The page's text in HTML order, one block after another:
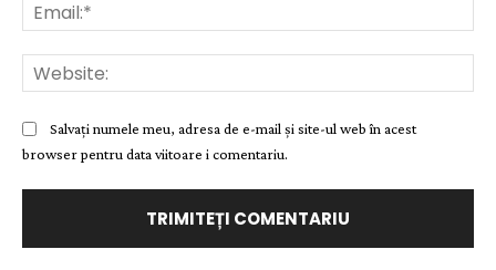
Salvați numele meu, adresa de e-mail și site-ul web în acest
browser pentru data viitoare i comentariu.